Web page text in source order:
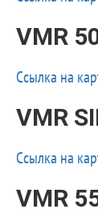
VMR
Ссылка на
VMR
Ссылка на
VMR